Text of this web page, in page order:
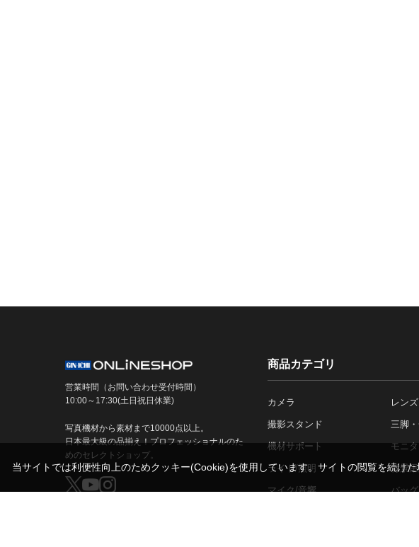
営業時間（お問い合わせ受付時間）
10:00～17:30(土日祝日休業)
写真機材から素材まで10000点以上。
日本最大級の品揃え！プロフェッショナルのた
めのセレクトショップ。
商品カテゴリ
カメラ レンズ
撮影スタンド 三脚
機材サポート モニ
ライト/照明 背景
マイク/音響 バッグ
当サイトでは利便性向上のためクッキー(Cookie)を使用しています。サイトの閲覧を続け